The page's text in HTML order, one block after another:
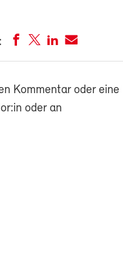
Kommentar oder
oder an